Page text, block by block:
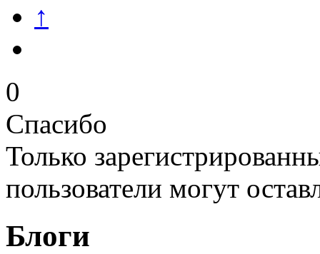
↑
0
Спасибо
Только
пользователи могут
Блоги